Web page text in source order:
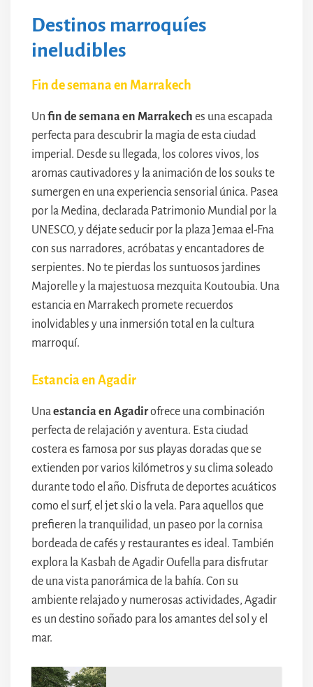
Destinos marroquíes
ineludibles
Fin de semana en Marrakech
Un fin de semana en Marrakech es una escapada
perfecta para descubrir la magia de esta ciudad
imperial. Desde su llegada, los colores vivos, los
aromas cautivadores y la animación de los souks te
sumergen en una experiencia sensorial única. Pasea
por la Medina, declarada Patrimonio Mundial por la
UNESCO, y déjate seducir por la plaza Jemaa el-Fna
con sus narradores, acróbatas y encantadores de
serpientes. No te pierdas los suntuosos jardines
Majorelle y la majestuosa mezquita Koutoubia. Una
estancia en Marrakech promete recuerdos
inolvidables y una inmersión total en la cultura
marroquí.
Estancia en Agadir
Unaestancia en Agadirofrece una combinación
perfecta de relajación y aventura. Esta ciudad
costera es famosa por sus playas doradas que se
extienden por varios kilómetros y su clima soleado
durante todo el año. Disfruta de deportes acuáticos
como el surf, el jet ski o la vela. Para aquellos que
prefieren la tranquilidad, un paseo por la cornisa
bordeada de cafés y restaurantes es ideal. También
explora la Kasbah de Agadir Oufella para disfrutar
de una vista panorámica de la bahía. Con su
ambiente relajado y numerosas actividades, Agadir
es un destino soñado para los amantes del sol y el
mar.